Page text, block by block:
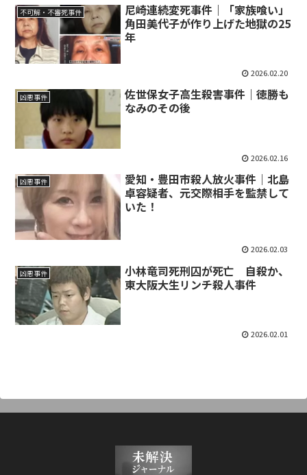
不可解・不審死事件
尼崎連続変死事件｜「家族喰い」
角田美代子が作り上げた地獄の25
年
2026.02.20
凶悪事件
佐世保女子高生殺害事件｜徳勝も
なみのその後
2026.02.16
凶悪事件
愛知・豊田市殺人放火事件｜北島
卓容疑者、元交際相手を監禁して
いた！
2026.02.03
凶悪事件
小林竜司死刑囚が死亡 自殺か、
東大阪大生リンチ殺人事件
2026.02.01